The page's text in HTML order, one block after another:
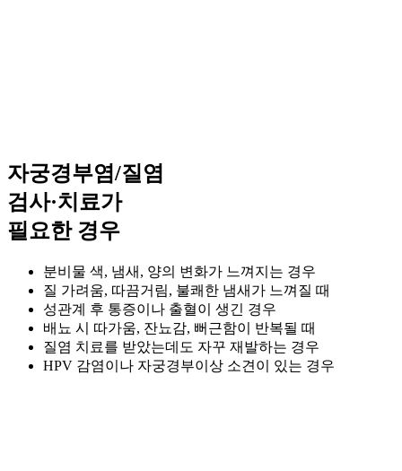
자궁경부염/질염
검사·치료가
필요한 경우
분비물 색, 냄새, 양의 변화가 느껴지는 경우
질 가려움, 따끔거림, 불쾌한 냄새가 느껴질 때
성관계 후 통증이나 출혈이 생긴 경우
배뇨 시 따가움, 잔뇨감, 뻐근함이 반복될 때
질염 치료를 받았는데도 자꾸 재발하는 경우
HPV 감염이나 자궁경부이상 소견이 있는 경우